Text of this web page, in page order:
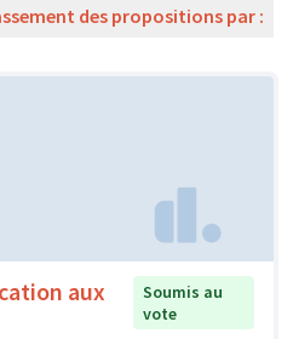
des propositions par :
aux
Soumis au
vote